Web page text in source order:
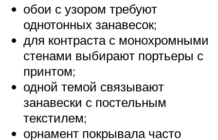
обои с узором требуют
однотонных занавесок;
для контраста с монохромными
стенами выбирают портьеры с
принтом;
одной темой связывают
занавески с постельным
текстилем;
орнамент покрывала часто